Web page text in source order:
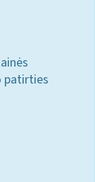
patirties